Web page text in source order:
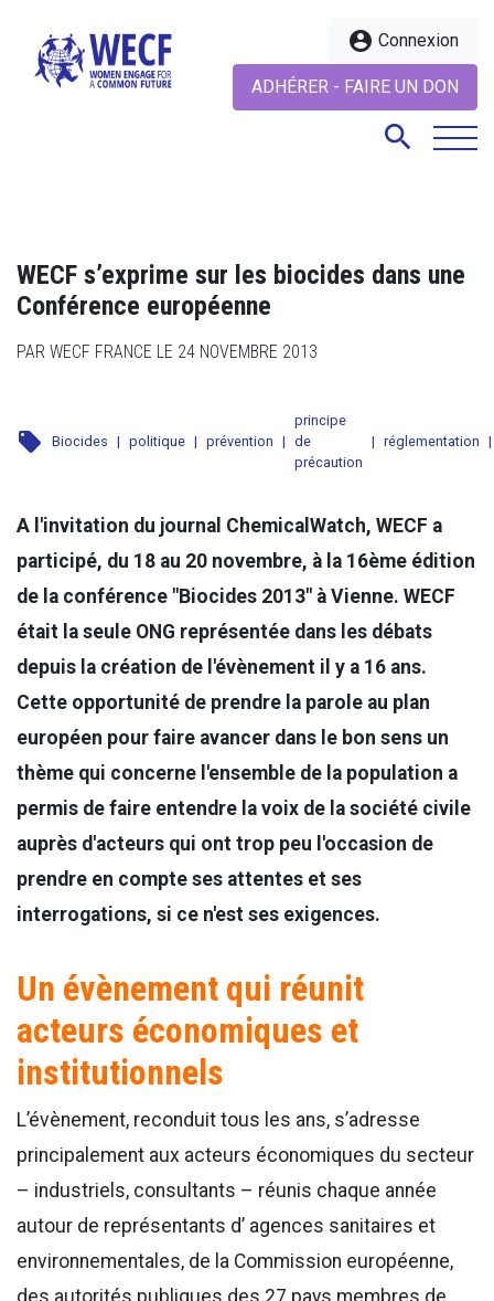
account_circle Connexion
ADHÉRER - FAIRE UN DON
search
WECF s’exprime sur les biocides dans une
Conférence européenne
PAR WECF FRANCE LE 24 NOVEMBRE 2013
local_offer Biocides | politique | prévention |
principe
de
précaution
| réglementation |
A l'invitation du journal ChemicalWatch, WECF a
participé, du 18 au 20 novembre, à la 16ème édition
de la conférence "Biocides 2013" à Vienne. WECF
était la seule ONG représentée dans les débats
depuis la création de l'évènement il y a 16 ans.
Cette opportunité de prendre la parole au plan
européen pour faire avancer dans le bon sens un
thème qui concerne l'ensemble de la population a
permis de faire entendre la voix de la société civile
auprès d'acteurs qui ont trop peu l'occasion de
prendre en compte ses attentes et ses
interrogations, si ce n'est ses exigences.
Un évènement qui réunit
acteurs économiques et
institutionnels
L’évènement, reconduit tous les ans, s’adresse
principalement aux acteurs économiques du secteur
– industriels, consultants – réunis chaque année
autour de représentants d’ agences sanitaires et
environnementales, de la Commission européenne,
des autorités publiques des 27 pays membres de